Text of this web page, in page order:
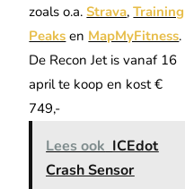
zoals o.a.Strava,Training
Peaks en MapMyFitness.
De Recon Jet is vanaf 16
april te koop en kost €
749,-
Lees ook ICEdot
Crash Sensor